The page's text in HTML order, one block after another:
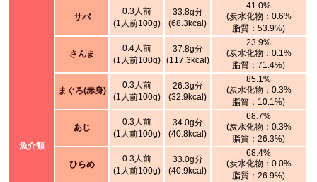
魚介類
サバ
0.3人前
(1人前100g)
33.8g分
(68.3kcal)
41.0%
(炭水化物：0.6%
脂質：53.9%)
さんま
0.4人前
(1人前100g)
37.8g分
(117.3kcal)
23.9%
(炭水化物：0.1%
脂質：71.4%)
まぐろ(赤身)
0.3人前
(1人前100g)
26.3g分
(32.9kcal)
85.1%
(炭水化物：0.3%
脂質：10.1%)
あじ
0.3人前
(1人前100g)
34.0g分
(40.8kcal)
68.7%
(炭水化物：0.3%
脂質：26.3%)
ひらめ
0.3人前
(1人前100g)
33.0g分
(40.9kcal)
68.4%
(炭水化物：0.0%
脂質：26.9%)